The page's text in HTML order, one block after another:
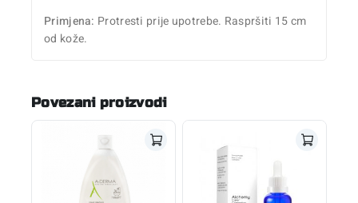
Primjena: Protresti prije upotrebe. Raspršiti 15 cm
od kože.
Povezani proizvodi